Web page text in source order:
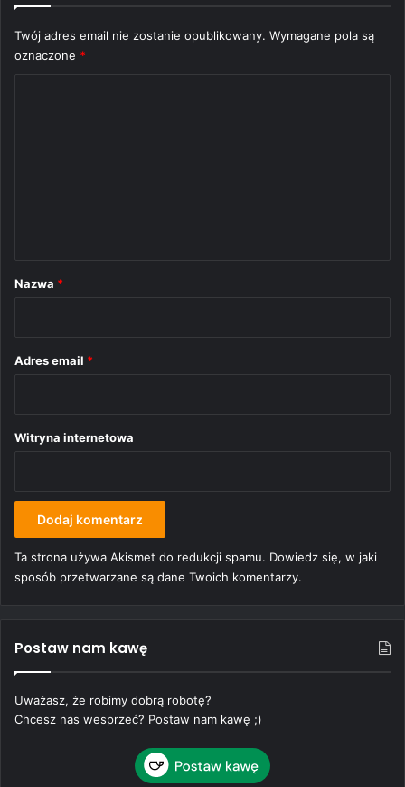
Twój adres email nie zostanie opublikowany. Wymagane pola są
oznaczone *
rNazwa *
Adres email *
Witryna internetowa
Ta strona używa Akismet do redukcji spamu. Dowiedz się, w jaki
sposób przetwarzane są dane Twoich komentarzy.
Postaw nam kawę
Uważasz, że robimy dobrą robotę?
Chcesz nas wesprzeć? Postaw nam kawę ;)